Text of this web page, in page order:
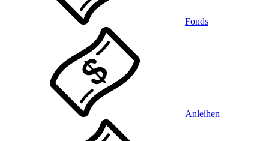
Fonds
Anleihen